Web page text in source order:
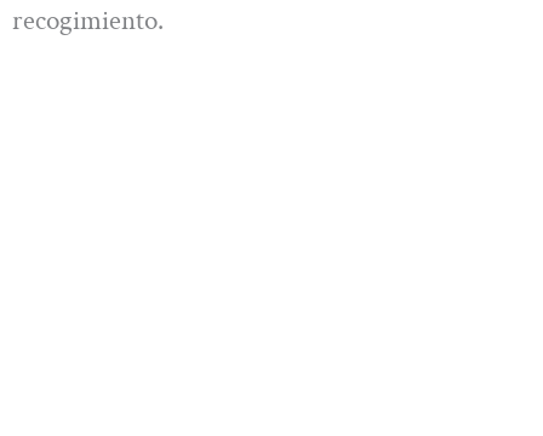
recogimiento.